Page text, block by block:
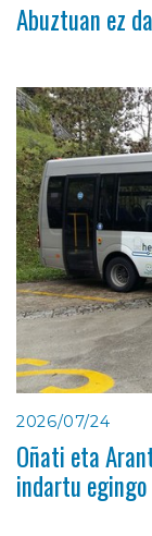
Abuztuan ez
2026/07/24
Oñati eta
indartu